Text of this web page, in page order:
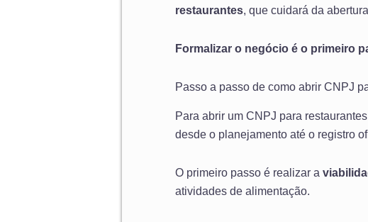
restaurantes, que cuidará da
Formalizar o negócio é o primeiro
Passo a passo de como abrir CNPJ
Para abrir um CNPJ para
desde o planejamento até o registro
O primeiro passo é realizar a
atividades de alimentação.